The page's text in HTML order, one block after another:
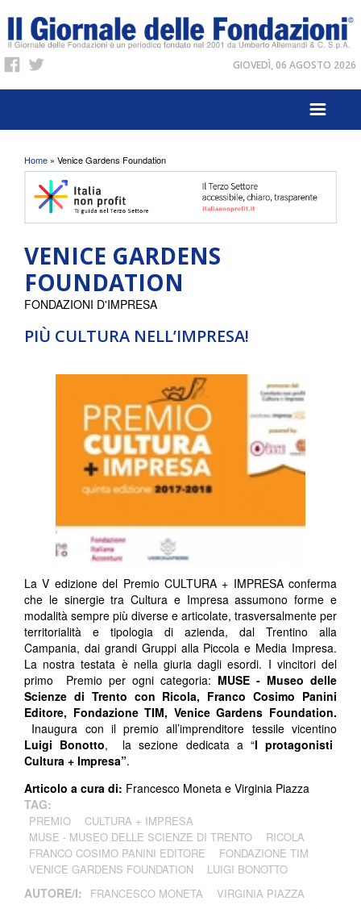
GIOVEDÌ, 06 AGOSTO 2026
Tu sei qui
Home » Venice Gardens Foundation
VENICE GARDENS
FOUNDATION
PIÙ CULTURA NELL’IMPRESA!
FONDAZIONI D'IMPRESA
La V edizione del Premio CULTURA + IMPRESA conferma
che le sinergie tra Cultura e Impresa assumono forme e
modalità sempre più diverse e articolate, trasversalmente per
territorialità e tipologia di azienda, dal Trentino alla
Campania, dai grandi Gruppi alla Piccola e Media Impresa.
La nostra testata è nella giuria dagli esordi. I vincitori del
primo Premio per ogni categoria: MUSE - Museo delle
Scienze di Trento con Ricola, Franco Cosimo Panini
Editore, Fondazione TIM, Venice Gardens Foundation.
Inaugura con il premio all’imprenditore tessile vicentino
Luigi Bonotto, la sezione dedicata a “I protagonisti
Cultura + Impresa”.
Articolo a cura di: Francesco Moneta e Virginia Piazza
TAG:
PREMIO
CULTURA + IMPRESA
MUSE - MUSEO DELLE SCIENZE DI TRENTO
RICOLA
FRANCO COSIMO PANINI EDITORE
FONDAZIONE TIM
VENICE GARDENS FOUNDATION
LUIGI BONOTTO
AUTORE/I: FRANCESCO MONETA VIRGINIA PIAZZA